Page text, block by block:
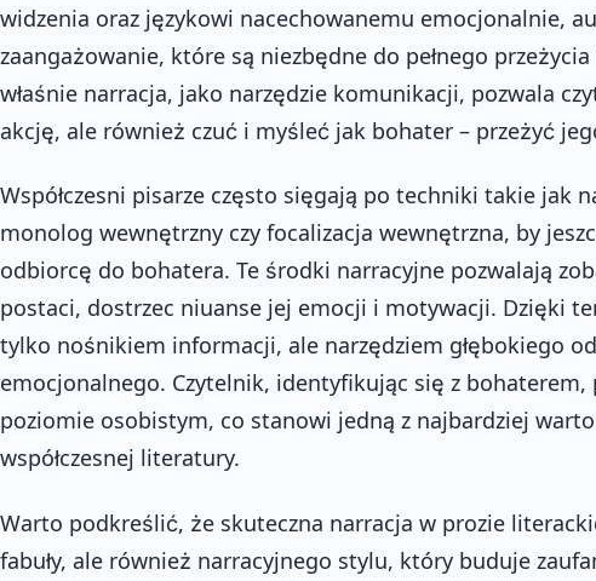
widzenia oraz językowi nacechowanemu emocjonalnie,
zaangażowanie, które są niezbędne do pełnego
właśnie narracja, jako narzędzie komunikacji, pozwala
akcję, ale również czuć i myśleć jak bohater – przeżyć
Współczesni pisarze często sięgają po techniki takie jak
monolog wewnętrzny czy focalizacja wewnętrzna, by
odbiorcę do bohatera. Te środki narracyjne pozwalają
postaci, dostrzec niuanse jej emocji i motywacji. Dzięki
tylko nośnikiem informacji, ale narzędziem głębokiego
emocjonalnego. Czytelnik, identyfikując się z bohaterem,
poziomie osobistym, co stanowi jedną z najbardziej
współczesnej literatury.
Warto podkreślić, że skuteczna narracja w prozie
fabuły, ale również narracyjnego stylu, który buduje